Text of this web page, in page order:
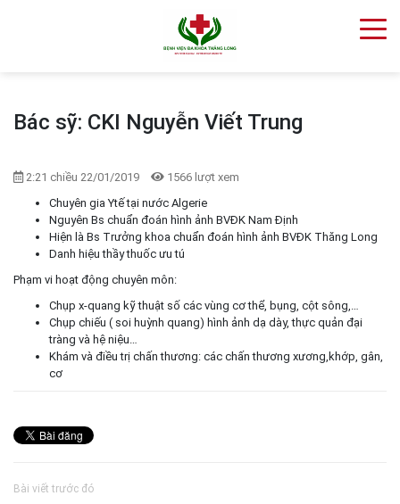
Bác sỹ: CKI Nguyễn Viết Trung
2:21 chiều 22/01/2019
1566 lượt xem
Chuyên gia Ytế tại nước Algerie
Nguyên Bs chuẩn đoán hình ảnh BVĐK Nam Định
Hiện là Bs Trưởng khoa chuẩn đoán hình ảnh BVĐK Thăng Long
Danh hiệu thầy thuốc ưu tú
Phạm vi hoạt động chuyên môn:
Chụp x-quang kỹ thuật số các vùng cơ thể, bụng, cột sông,…
Chụp chiếu ( soi huỳnh quang) hình ảnh dạ dày, thực quản đại
tràng và hệ niệu…
Khám và điều trị chấn thương: các chấn thương xương,khớp, gân,
cơ
Bài viết trước đó